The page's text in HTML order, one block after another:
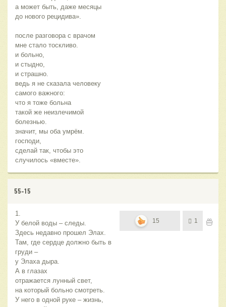
а может быть, даже месяцы
до нового рецидива».
после разговора с врачом
мне стало тоскливо.
и больно,
и стыдно,
и страшно.
ведь я не сказала человеку
самого важного:
что я тоже больна
такой же неизлечимой
болезнью.
значит, мы оба умрём.
господи,
сделай так, чтобы это
случилось «вместе».
55-15
1.
У белой воды – следы.
Здесь недавно прошел Элах.
Там, где сердце должно быть в
груди –
у Элаха дыра.
А в глазах
отражается лунный свет,
на который больно смотреть.
У него в одной руке – жизнь,
15 1